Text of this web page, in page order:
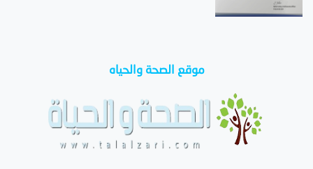
موقع الصحة والحياه